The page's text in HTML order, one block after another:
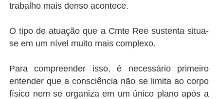
trabalho mais denso acontece.
O tipo de atuação que a Cmte Ree sustenta situa-
se em um nível muito mais complexo.
Para compreender isso, é necessário primeiro
entender que a consciência não se limita ao corpo
físico nem se organiza em um único plano após a